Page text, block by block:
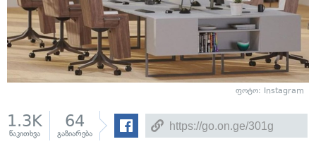
ფოტო: Instagram
1.3K
წაკითხვა
64
გაზიარება